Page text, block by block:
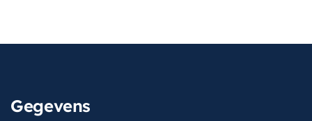
Gegevens